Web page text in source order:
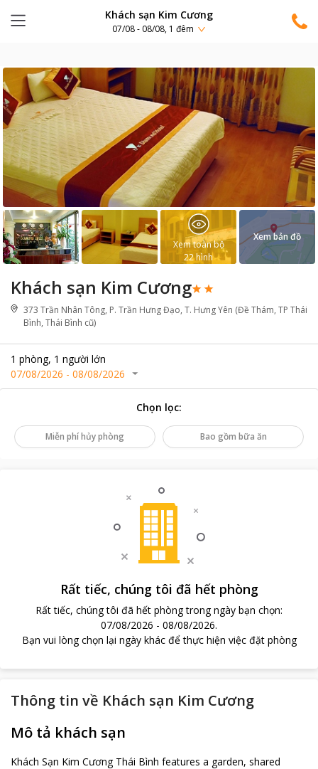
Khách sạn Kim Cương
07/08 - 08/08, 1 đêm
Khách sạn Kim Cương
373 Trần Nhân Tông, P. Trần Hưng Đạo, T. Hưng Yên (Đề Thám, TP Thái
Bình, Thái Bình cũ)
1 phòng, 1 người lớn
07/08/2026 - 08/08/2026
Xem toàn bộ
22hình
Xem bản đồ
Chọn lọc:
Miễn phí hủy phòng Bao gồm bữa ăn
Rất tiếc, chúng tôi đã hết phòng
Rất tiếc, chúng tôi đã hết phòng trong ngày bạn chọn:
07/08/2026 - 08/08/2026.
Bạn vui lòng chọn lại ngày khác để thực hiện việc đặt phòng
Thông tin về Khách sạn Kim Cương
Mô tả khách sạn
Khách Sạn Kim Cương Thái Bình features a garden, shared